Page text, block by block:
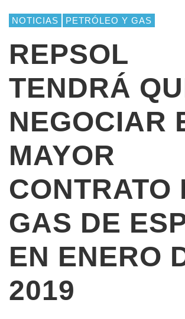
NOTICIAS PETRÓLEO Y GAS
REPSOL
TENDRÁ
NEGOCIAR
MAYOR
CONTRATO
GAS DE
EN ENERO
2019